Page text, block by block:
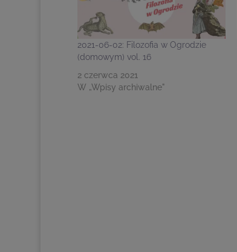
2021-06-02: Filozofia w Ogrodzie
(domowym) vol. 16
2 czerwca 2021
W „Wpisy archiwalne"